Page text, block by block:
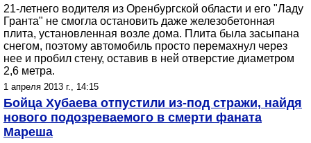
21-летнего водителя из Оренбургской области и его "Ладу
Гранта" не смогла остановить даже железобетонная
плита, установленная возле дома. Плита была засыпана
снегом, поэтому автомобиль просто перемахнул через
нее и пробил стену, оставив в ней отверстие диаметром
2,6 метра.
1 апреля 2013 г., 14:15
Бойца Хубаева отпустили из-под стражи, найдя
нового подозреваемого в смерти фаната
Мареша